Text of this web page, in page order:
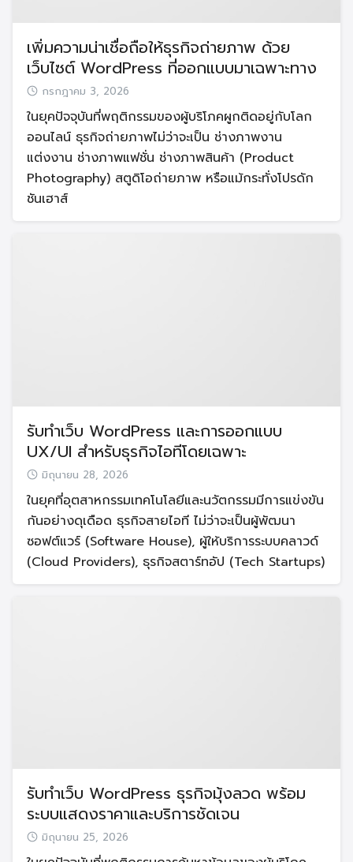
Search
for:
Search
เพิ่มความน่าเชื่อถือให้ธุรกิจถ่ายภาพ ด้วย
เว็บไซต์ WordPress ที่ออกแบบมาเฉพาะทาง
กรกฎาคม 3, 2026
ในยุคปัจจุบันที่พฤติกรรมของผู้บริโภคผูกติดอยู่กับโลก
ออนไลน์ ธุรกิจถ่ายภาพไม่ว่าจะเป็น ช่างภาพงาน
แต่งงาน ช่างภาพแฟชั่น ช่างภาพสินค้า (Product
Photography) สตูดิโอถ่ายภาพ หรือแม้กระทั่งโปรดัก
ชันเฮาส์
รับทำเว็บ WordPress และการออกแบบ
UX/UI สำหรับธุรกิจไอทีโดยเฉพาะ
มิถุนายน 28, 2026
ในยุคที่อุตสาหกรรมเทคโนโลยีและนวัตกรรมมีการแข่งขัน
กันอย่างดุเดือด ธุรกิจสายไอที ไม่ว่าจะเป็นผู้พัฒนา
ซอฟต์แวร์ (Software House), ผู้ให้บริการระบบคลาวด์
(Cloud Providers), ธุรกิจสตาร์ทอัป (Tech Startups)
รับทำเว็บ WordPress ธุรกิจมุ้งลวด พร้อม
ระบบแสดงราคาและบริการชัดเจน
มิถุนายน 25, 2026